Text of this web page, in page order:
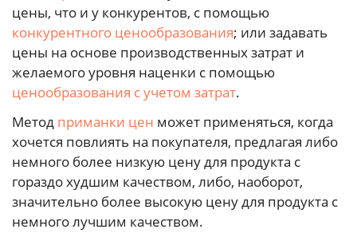
цены, что и у конкурентов, с помощью
конкурентного ценообразования; или задавать
цены на основе производственных затрат и
желаемого уровня наценки с помощью
ценообразования с учетом затрат.
Метод приманки цен может применяться, когда
хочется повлиять на покупателя, предлагая либо
немного более низкую цену для продукта с
гораздо худшим качеством, либо, наоборот,
значительно более высокую цену для продукта с
немного лучшим качеством.